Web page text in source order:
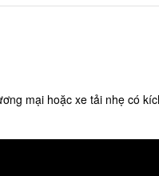
mại hoặc xe tải nhẹ có